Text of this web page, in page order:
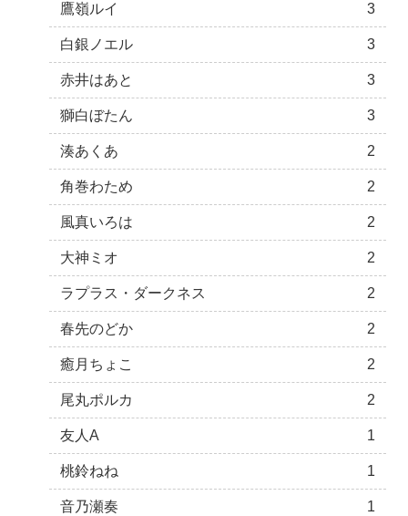
鷹嶺ルイ 3
白銀ノエル 3
赤井はあと 3
獅白ぼたん 3
湊あくあ 2
角巻わため 2
風真いろは 2
大神ミオ 2
ラプラス・ダークネス 2
春先のどか 2
癒月ちょこ 2
尾丸ポルカ 2
友人A 1
桃鈴ねね 1
音乃瀬奏 1